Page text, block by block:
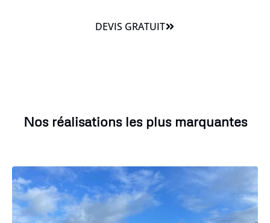
DEVIS GRATUIT
Nos réalisations les plus marquantes